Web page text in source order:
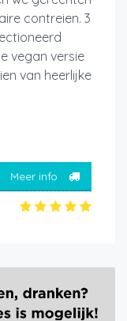
contreien. 3
vegan versie
van heerlijke
Meer info